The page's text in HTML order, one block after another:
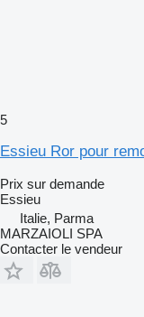
5
Essieu Ror pour
Prix sur demande
Essieu
Italie, Parma
MARZAIOLI SPA
Contacter le vendeur